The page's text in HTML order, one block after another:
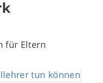
für Eltern